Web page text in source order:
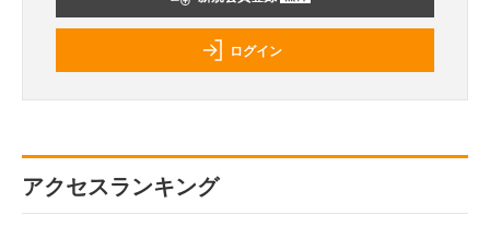
ログイン
アクセスランキング